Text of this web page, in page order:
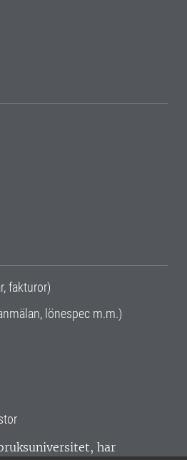
fakturor)
lönespec m.m.)
har